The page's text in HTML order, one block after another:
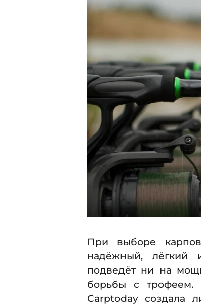
6
2
0
2
6
2
0
6
При выборе
надёжный, лёгкий
подведёт ни на
борьбы с трофеем.
Carptoday создала